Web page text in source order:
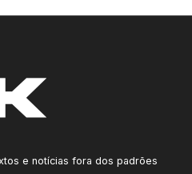
e notícias fora dos padrões